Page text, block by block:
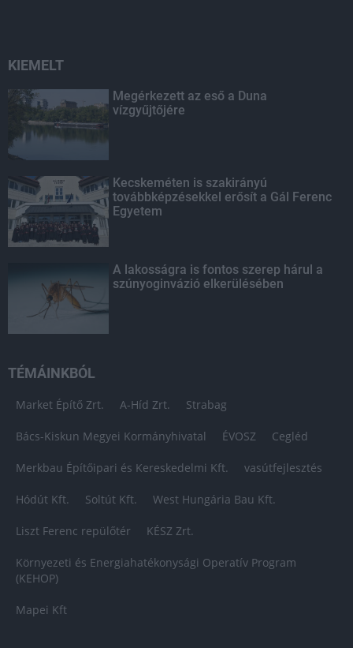
KIEMELT
Megérkezett az eső a Duna
vízgyűjtőjére
Kecskeméten is szakirányú
továbbképzésekkel erősít a Gál Ferenc
Egyetem
A lakosságra is fontos szerep hárul a
szúnyoginvázió elkerülésében
TÉMÁINKBÓL
Market Építő Zrt. A-Híd Zrt. Strabag
Bács-Kiskun Megyei Kormányhivatal ÉVOSZ Cegléd
Merkbau Építőipari és Kereskedelmi Kft. vasútfejlesztés
Hódút Kft. Soltút Kft. West Hungária Bau Kft.
Liszt Ferenc repülőtér KÉSZ Zrt.
Környezeti és Energiahatékonysági Operatív Program
(KEHOP)
Mapei Kft